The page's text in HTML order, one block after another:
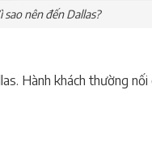
sao nên đến Dallas?
Hành khách thường